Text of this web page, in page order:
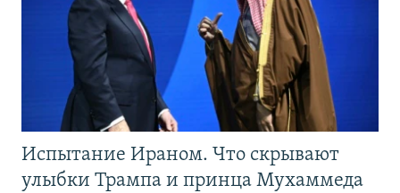
Испытание Ираном. Что скрывают
улыбки Трампа и принца Мухаммеда